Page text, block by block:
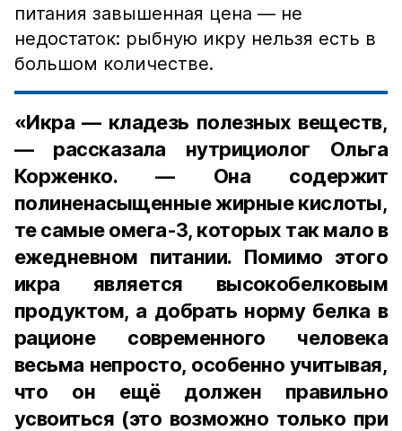
питания завышенная цена — не
недостаток: рыбную икру нельзя есть в
большом количестве.
«Икра — кладезь полезных веществ,
— рассказала нутрициолог Ольга
Корженко. — Она содержит
полиненасыщенные жирные кислоты,
те самые омега-3, которых так мало в
ежедневном питании. Помимо этого
икра является высокобелковым
продуктом, а добрать норму белка в
рационе современного человека
весьма непросто, особенно учитывая,
что он ещё должен правильно
усвоиться (это возможно только при